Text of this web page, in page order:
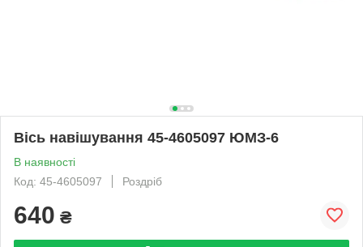
Вісь навішування 45-4605097 ЮМЗ-6
В наявності
Код: 45-4605097
Роздріб
640 ₴